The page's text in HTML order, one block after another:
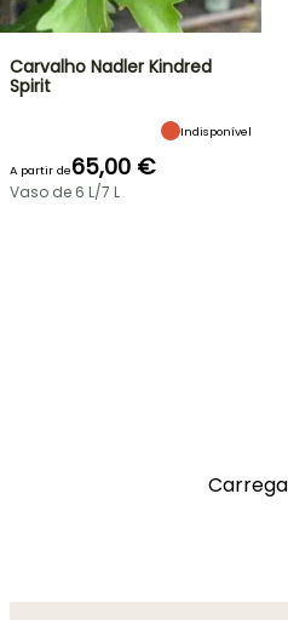
Carvalho Nadler Kindred
Spirit
Indisponível
A partir de65,00 €
Vaso de 6 L/7 L